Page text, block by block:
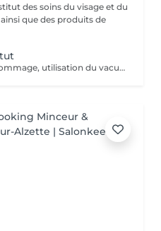
des soins du visage et du
que des produits de
Soin comprenant nettoyage, gommage, utilisation du vacuum, modelage à l'huile de coco, masque spécifique anti-âge, fils de soie de collagène et sérum aux feuilles d'or, luminothérapie esthétique.